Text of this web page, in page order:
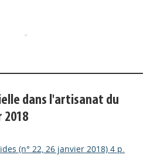
dans l'artisanat du
(n° 22, 26 janvier 2018) 4 p.